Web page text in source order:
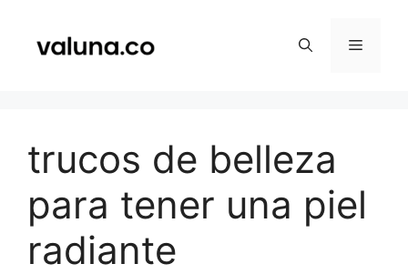
contenido
Menú
trucos de belleza
para tener una piel
radiante